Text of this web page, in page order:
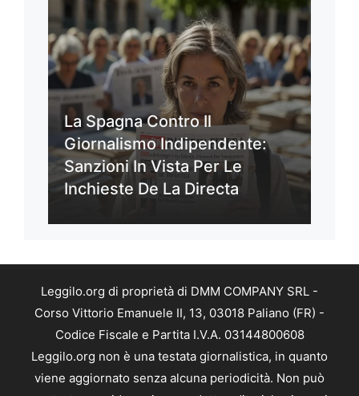
La Spagna Contro Il
Giornalismo Indipendente:
Sanzioni In Vista Per Le
Inchieste De La Directa
Leggilo.org di proprietà di DMM COMPANY SRL -
Corso Vittorio Emanuele II, 13, 03018 Paliano (FR) -
Codice Fiscale e Partita I.V.A. 03144800608
Leggilo.org non è una testata giornalistica, in quanto
viene aggiornato senza alcuna periodicità. Non può